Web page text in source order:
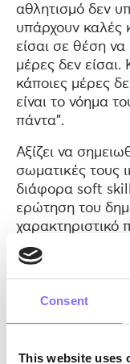
Consent
This website uses
αθλητισμό δεν
υπάρχουν καλές
είσαι σε θέση να
μέρες δεν είσαι.
κάποιες μέρες
είναι το νόημα
πάντα”.
Αξίζει να
σωματικές τους
διάφορα soft
ερώτηση του
χαρακτηριστικό
φαινομένου.
αξιοσημείωτη
αντιξοότητες, η
που πρέπει να
τομέα. Επιπλέον,
έδωσε μια